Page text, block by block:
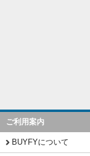
ご利用案内
BUYFYについて